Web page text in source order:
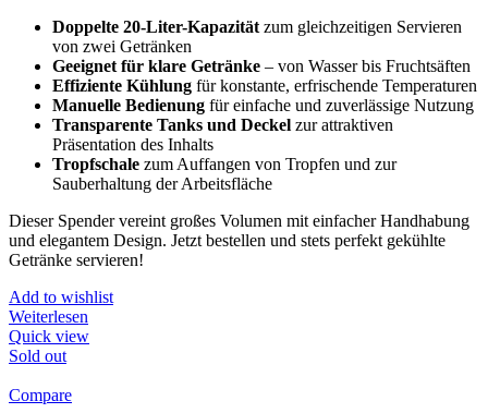
Doppelte 20-Liter-Kapazität zum gleichzeitigen Servieren
von zwei Getränken
Geeignet für klare Getränke – von Wasser bis Fruchtsäften
Effiziente Kühlung für konstante, erfrischende Temperaturen
Manuelle Bedienung für einfache und zuverlässige Nutzung
Transparente Tanks und Deckel zur attraktiven
Präsentation des Inhalts
Tropfschale zum Auffangen von Tropfen und zur
Sauberhaltung der Arbeitsfläche
Dieser Spender vereint großes Volumen mit einfacher Handhabung
und elegantem Design. Jetzt bestellen und stets perfekt gekühlte
Getränke servieren!
Add to wishlist
Weiterlesen
Quick view
Sold out
Compare